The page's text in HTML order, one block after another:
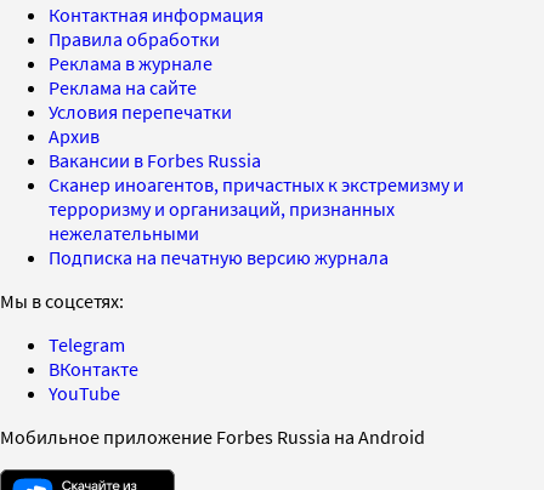
Контактная информация
Правила обработки
Реклама в журнале
Реклама на сайте
Условия перепечатки
Архив
Вакансии в Forbes Russia
Сканер иноагентов, причастных к экстремизму и
терроризму и организаций, признанных
нежелательными
Подписка на печатную версию журнала
Мы в соцсетях:
Telegram
ВКонтакте
YouTube
Мобильное приложение Forbes Russia на Android